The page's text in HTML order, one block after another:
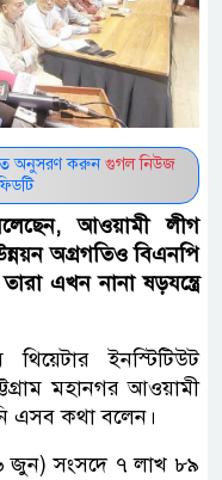
অনুসরণ করুন গুগল নিউজ
আওয়ামী লীগ
অগ্রগতিও বিএনপি
এখন নানা ষড়যন্ত্রে
ইনস্টিটিউট
মহানগর আওয়ামী
এসব কথা বলেন।
জুন) সংসদে ৭ লাখ ৮৯